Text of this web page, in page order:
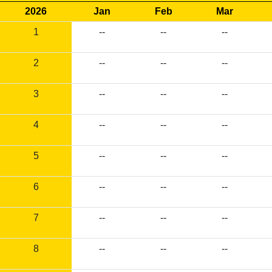
2026 Jan Feb Mar
1
-- -- --
2 -- -- --
3 -- -- --
4 -- -- --
5 -- -- --
6 -- -- --
7 -- -- --
8 -- -- --